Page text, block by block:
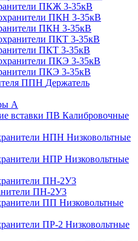
ПКЖ 3-35кВ
ПКН 3-35кВ
ПКТ 3-35кВ
ПКЭ 3-35кВ
Держатель
А
Калибровочные
Низковольтные
Низковольтные
ПН-2У3
Низковольтные
Низковольтные